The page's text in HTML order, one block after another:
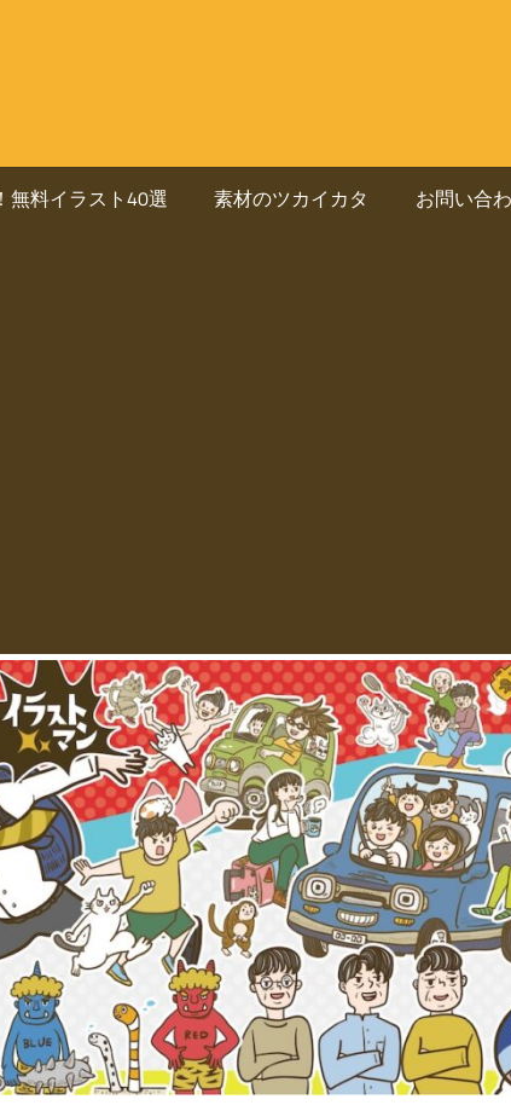
無料イラスト40選 素材のツカイカタ お問い合